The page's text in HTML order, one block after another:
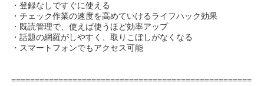
・登録なしですぐに使える
・チェック作業の速度を高めていけるライフハック効果
・既読管理で、使えば使うほど効率アップ
・話題の網羅がしやすく、取りこぼしがなくなる
・スマートフォンでもアクセス可能
===================================================